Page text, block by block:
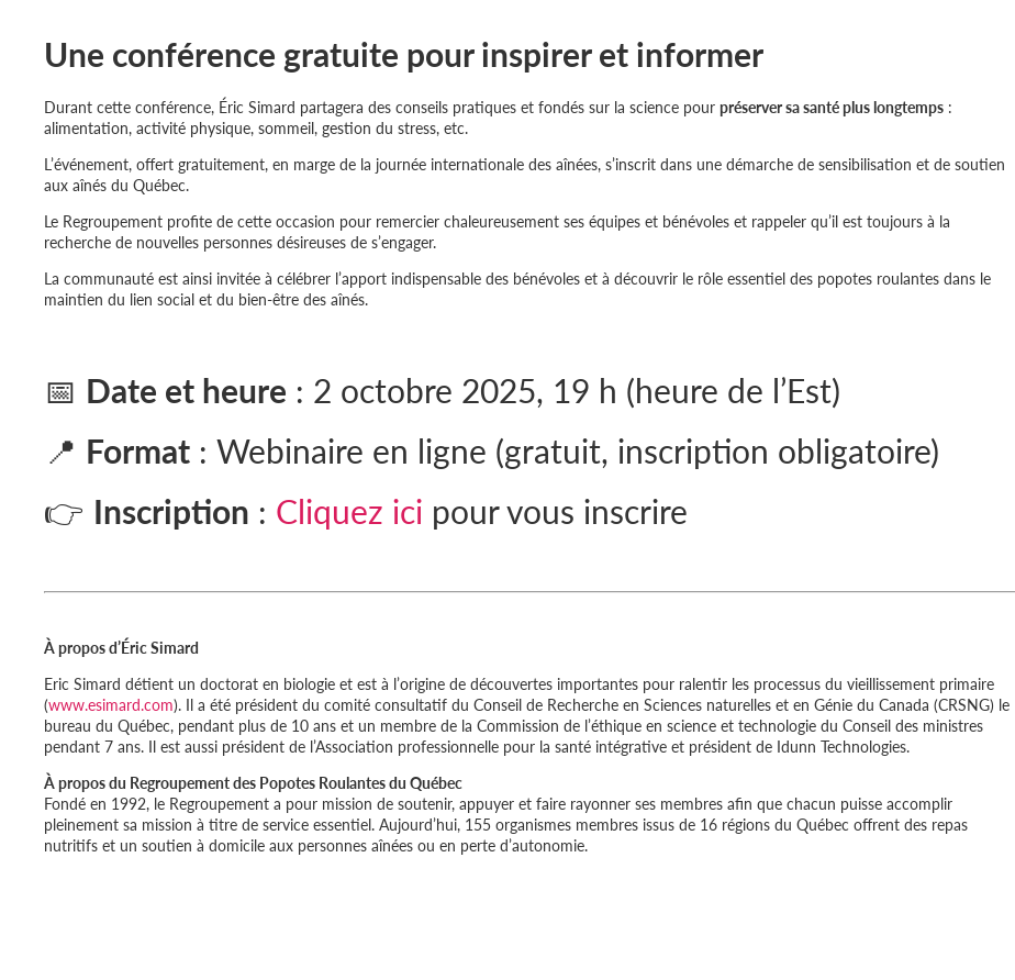
Une conférence gratuite pour inspirer et informer
Durant cette conférence, Éric Simard partagera des conseils pratiques et fondés sur la science pour préserver sa santé plus longtemps :
alimentation, activité physique, sommeil, gestion du stress, etc.
L’événement, offert gratuitement, en marge de la journée internationale des aînées, s’inscrit dans une démarche de sensibilisation et de soutien
aux aînés du Québec.
Le Regroupement profite de cette occasion pour remercier chaleureusement ses équipes et bénévoles et rappeler qu’il est toujours à la
recherche de nouvelles personnes désireuses de s’engager.
La communauté est ainsi invitée à célébrer l’apport indispensable des bénévoles et à découvrir le rôle essentiel des popotes roulantes dans le
maintien du lien social et du bien-être des aînés.
📅 Date et heure : 2 octobre 2025, 19 h (heure de l’Est)
📍 Format : Webinaire en ligne (gratuit, inscription obligatoire)
👉 Inscription : Cliquez ici pour vous inscrire
À propos d’Éric Simard
Eric Simard détient un doctorat en biologie et est à l’origine de découvertes importantes pour ralentir les processus du vieillissement primaire
(www.esimard.com). Il a été président du comité consultatif du Conseil de Recherche en Sciences naturelles et en Génie du Canada (CRSNG) le
bureau du Québec, pendant plus de 10 ans et un membre de la Commission de l’éthique en science et technologie du Conseil des ministres
pendant 7 ans. Il est aussi président de l’Association professionnelle pour la santé intégrative et président de Idunn Technologies.
À propos du Regroupement des Popotes Roulantes du Québec
Fondé en 1992, le Regroupement a pour mission de soutenir, appuyer et faire rayonner ses membres afin que chacun puisse accomplir
pleinement sa mission à titre de service essentiel. Aujourd’hui, 155 organismes membres issus de 16 régions du Québec offrent des repas
nutritifs et un soutien à domicile aux personnes aînées ou en perte d’autonomie.